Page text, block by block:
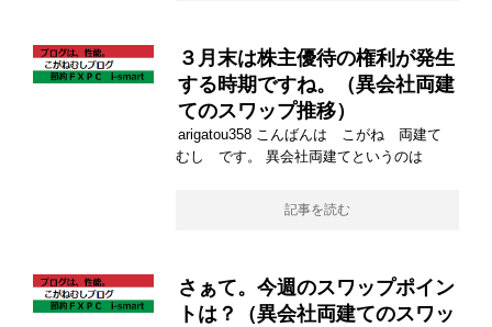
３月末は株主優待の権利が発生
する時期ですね。（異会社両建
てのスワップ推移）
arigatou358 こんばんは こがね 両建て
むし です。 異会社両建てというのは
記事を読む
さぁて。今週のスワップポイン
トは？（異会社両建てのスワッ